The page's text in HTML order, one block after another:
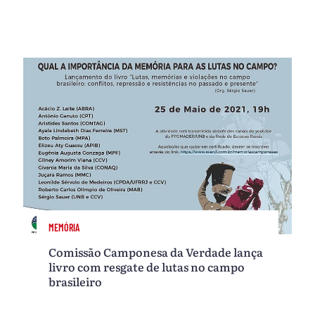
MEMÓRIA
Comissão Camponesa da Verdade lança
livro com resgate de lutas no campo
brasileiro